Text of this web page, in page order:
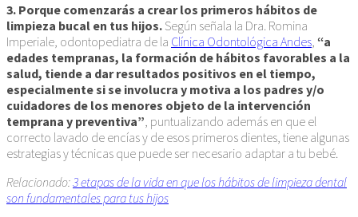
3. Porque comenzarás a crear los primeros hábitos de
limpieza bucal en tus hijos. Según señala la Dra. Romina
Imperiale, odontopediatra de la Clínica Odontológica Andes “a
edades tempranas, la formación de hábitos favorables a la
salud, tiende a dar resultados positivos en el tiempo,
especialmente si se involucra y motiva a los padres y/o
cuidadores de los menores objeto de la intervención
temprana y preventiva” , puntualizando además en que el
correcto lavado de encías y de esos primeros dientes, tiene algunas
estrategias y técnicas que puede ser necesario adaptar a tu bebé.
Relacionado:3 etapas de la vida en que los hábitos de limpieza dental
son fundamentales para tus hijos